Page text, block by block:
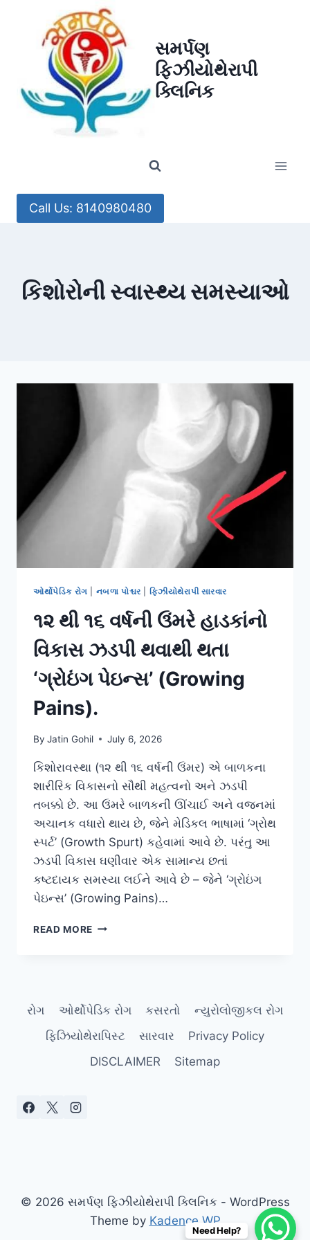
સમર્પણ
ફિઝીયોથેરાપી
ક્લિનિક
Call Us: 8140980480
કિશોરોની સ્વાસ્થ્ય સમસ્યાઓ
ઓર્થોપેડિક રોગ નબળા પોશ્ચર ફિઝીયોથેરાપી સારવાર
૧૨ થી ૧૬ વર્ષની ઉંમરે હાડકાંનો
વિકાસ ઝડપી થવાથી થતા
‘ગ્રોઇંગ પેઇન્સ’ (Growing
Pains).
By Jatin Gohil July 6, 2026
કિશોરાવસ્થા (૧૨ થી ૧૬ વર્ષની ઉંમર) એ બાળકના
શારીરિક વિકાસનો સૌથી મહત્વનો અને ઝડપી
તબક્કો છે. આ ઉંમરે બાળકની ઊંચાઈ અને વજનમાં
અચાનક વધારો થાય છે, જેને મેડિકલ ભાષામાં ‘ગ્રોથ
સ્પર્ટ’ (Growth Spurt) કહેવામાં આવે છે. પરંતુ આ
ઝડપી વિકાસ ઘણીવાર એક સામાન્ય છતાં
કષ્ટદાયક સમસ્યા લઈને આવે છે – જેને ‘ગ્રોઇંગ
પેઇન્સ’ (Growing Pains)…
READ MORE ૧૨
વિકાસ
ઝડપી
થવાથી
થતા
રોગ ઓર્થોપેડિક રોગ કસરતો
ન્યુરોલોજીકલ રોગ
ફિઝિયોથેરાપિસ્ટ
સારવાર
Privacy Policy
DISCLAIMER
Sitemap
© 2026 સમર્પણ ફિઝીયોથેરાપી ક્લિનિક - WordPress
Theme by Kadence WP
Need Help?